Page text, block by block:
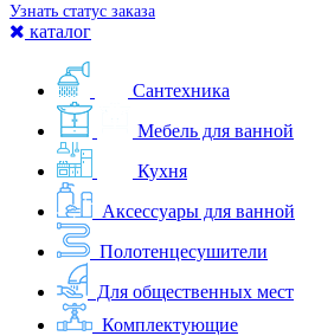
Узнать статус заказа
каталог
Сантехника
Мебель для ванной
Кухня
Аксессуары для ванной
Полотенцесушители
Для общественных мест
Комплектующие